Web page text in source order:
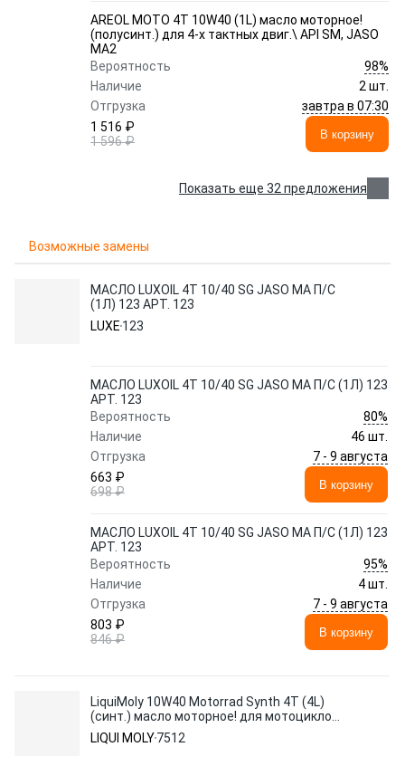
AREOL MOTO 4T 10W40 (1L) масло моторное!
(полусинт.) для 4-х тактных двиг.\ API SM, JASO
MA2
Вероятность
98%
Наличие
2 шт.
Отгрузка
завтра в 07:30
1 516 ₽
1 596 ₽
В корзину
Показать еще 32 предложения
Возможные замены
МАСЛО LUXOIL 4Т 10/40 SG JASO MA П/С
(1Л) 123 АРТ. 123
LUXE 123
МАСЛО LUXOIL 4Т 10/40 SG JASO MA П/С (1Л) 123
АРТ. 123
Вероятность
80%
Наличие
46 шт.
Отгрузка
7 - 9 августа
663 ₽
698 ₽
В корзину
МАСЛО LUXOIL 4Т 10/40 SG JASO MA П/С (1Л) 123
АРТ. 123
Вероятность
95%
Наличие
4 шт.
Отгрузка
7 - 9 августа
803 ₽
846 ₽
В корзину
LiquiMoly 10W40 Motorrad Synth 4T (4L)
(синт.) масло моторное! для мотоциклов\
API-SL, JASO MA-2
LIQUI MOLY7512